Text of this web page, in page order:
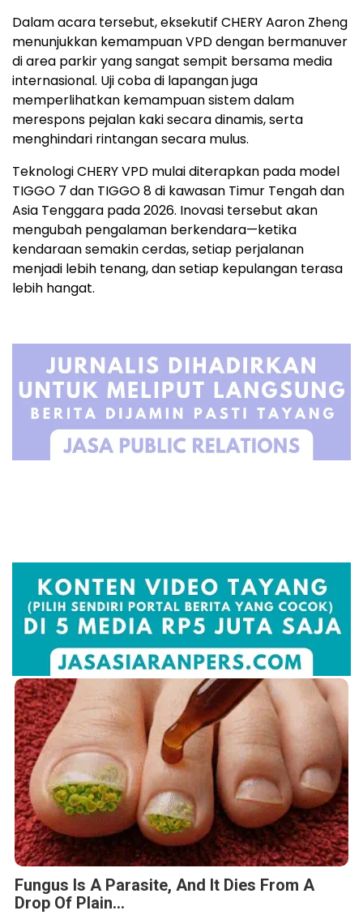
Dalam acara tersebut, eksekutif CHERY Aaron Zheng
menunjukkan kemampuan VPD dengan bermanuver
di area parkir yang sangat sempit bersama media
internasional. Uji coba di lapangan juga
memperlihatkan kemampuan sistem dalam
merespons pejalan kaki secara dinamis, serta
menghindari rintangan secara mulus.
Teknologi CHERY VPD mulai diterapkan pada model
TIGGO 7 dan TIGGO 8 di kawasan Timur Tengah dan
Asia Tenggara pada 2026. Inovasi tersebut akan
mengubah pengalaman berkendara—ketika
kendaraan semakin cerdas, setiap perjalanan
menjadi lebih tenang, dan setiap kepulangan terasa
lebih hangat.
Fungus Is A Parasite, And It Dies From A
Drop Of Plain...